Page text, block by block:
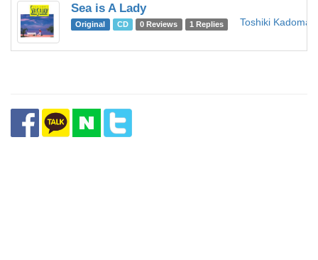
Sea is A Lady
Original CD 0 Reviews 1 Replies Toshiki